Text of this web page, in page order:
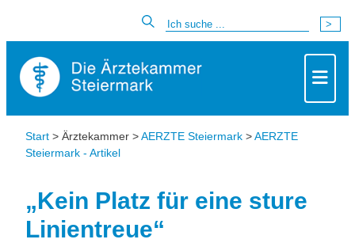
Start > Ärztekammer >AERZTE Steiermark >AERZTE
Steiermark - Artikel
„Kein Platz für eine sture
Linientreue“